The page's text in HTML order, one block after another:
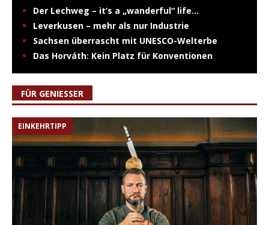
Der Lechweg – it’s a „wanderful“ life…
Leverkusen – mehr als nur Industrie
Sachsen überrascht mit UNESCO-Welterbe
Das Horváth: Kein Platz für Konventionen
FÜR GENIESSER
EINKEHRTIPP